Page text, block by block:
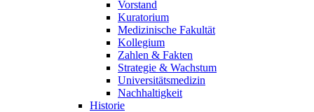
Vorstand
Kuratorium
Medizinische Fakultät
Kollegium
Zahlen & Fakten
Strategie & Wachstum
Universitätsmedizin
Nachhaltigkeit
Historie